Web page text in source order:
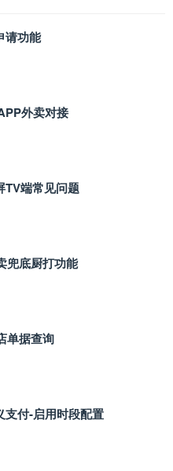
请功能
外卖对接
TV端常见问题
兜底厨打功能
单据查询
付‑启用时段配置